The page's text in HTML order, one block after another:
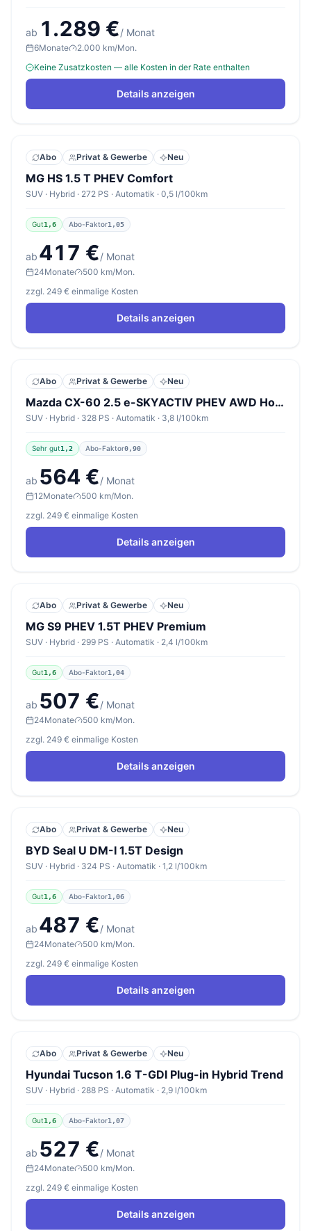
ab 1.289 €/ Monat
6Monate
2.000 km/Mon.
Keine Zusatzkosten — alle Kosten in der Rate enthalten
Details anzeigen
Abo Privat & Gewerbe Neu
MG HS 1.5 T PHEV Comfort
SUV · Hybrid · 272 PS · Automatik · 0,5 l/100km
Gut1,6 Abo-Faktor1,05
ab 417 €/ Monat
24Monate
500 km/Mon.
zzgl. 249 € einmalige Kosten
Details anzeigen
Abo Privat & Gewerbe Neu
Mazda CX-60 2.5 e-SKYACTIV PHEV AWD Homura Plus
SUV · Hybrid · 328 PS · Automatik · 3,8 l/100km
Sehr gut1,2 Abo-Faktor0,90
ab 564 €/ Monat
12Monate
500 km/Mon.
zzgl. 249 € einmalige Kosten
Details anzeigen
Abo Privat & Gewerbe Neu
MG S9 PHEV 1.5T PHEV Premium
SUV · Hybrid · 299 PS · Automatik · 2,4 l/100km
Gut1,6 Abo-Faktor1,04
ab 507 €/ Monat
24Monate
500 km/Mon.
zzgl. 249 € einmalige Kosten
Details anzeigen
Abo Privat & Gewerbe Neu
BYD Seal U DM-I 1.5T Design
SUV · Hybrid · 324 PS · Automatik · 1,2 l/100km
Gut1,6 Abo-Faktor1,06
ab 487 €/ Monat
24Monate
500 km/Mon.
zzgl. 249 € einmalige Kosten
Details anzeigen
Abo Privat & Gewerbe Neu
Hyundai Tucson 1.6 T-GDI Plug-in Hybrid Trend
SUV · Hybrid · 288 PS · Automatik · 2,9 l/100km
Gut1,6 Abo-Faktor1,07
ab 527 €/ Monat
24Monate
500 km/Mon.
zzgl. 249 € einmalige Kosten
Details anzeigen